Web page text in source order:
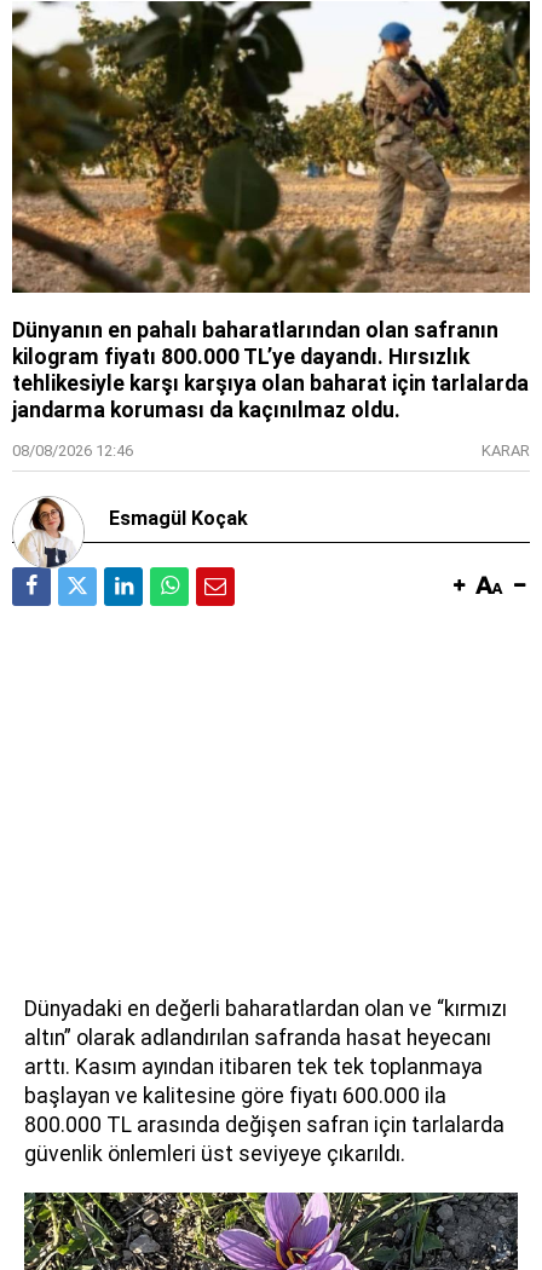
Dünyanın en pahalı baharatlarından olan safranın
kilogram fiyatı 800.000 TL’ye dayandı. Hırsızlık
tehlikesiyle karşı karşıya olan baharat için tarlalarda
jandarma koruması da kaçınılmaz oldu.
08/08/2026 12:46 KARAR
Esmagül Koçak
Dünyadaki en değerli baharatlardan olan ve “kırmızı
altın” olarak adlandırılan safranda hasat heyecanı
arttı. Kasım ayından itibaren tek tek toplanmaya
başlayan ve kalitesine göre fiyatı 600.000 ila
800.000 TL arasında değişen safran için tarlalarda
güvenlik önlemleri üst seviyeye çıkarıldı.